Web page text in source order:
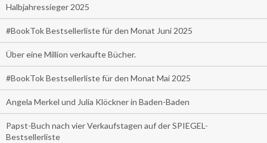
Halbjahressieger 2025
#BookTok Bestsellerliste für den Monat Juni 2025
Über eine Million verkaufte Bücher.
#BookTok Bestsellerliste für den Monat Mai 2025
Angela Merkel und Julia Klöckner in Baden-Baden
Papst-Buch nach vier Verkaufstagen auf der SPIEGEL-
Bestsellerliste